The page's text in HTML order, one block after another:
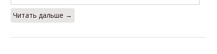
Читать дальше →